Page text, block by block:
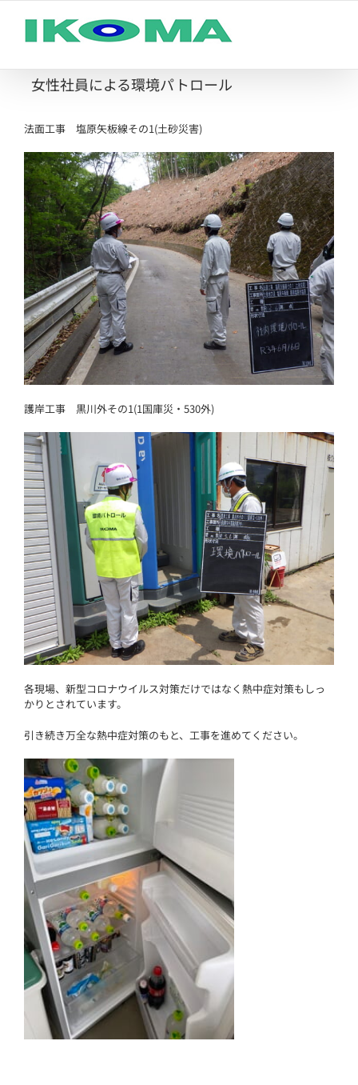
女性社員による環境パトロール
法面工事 塩原矢板線その1(土砂災害)
護岸工事 黒川外その1(1国庫災・530外)
各現場、新型コロナウイルス対策だけではなく熱中症対策もしっ
かりとされています。
引き続き万全な熱中症対策のもと、工事を進めてください。